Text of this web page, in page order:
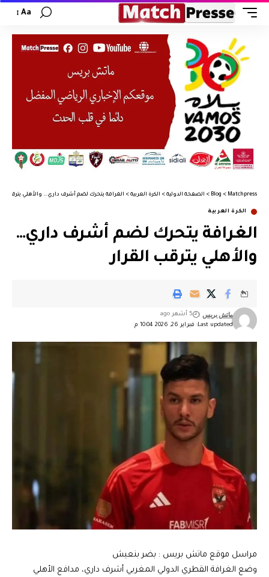
Aa
Matchpress
>
Blog
> الصفحة الدولية > الكرة العربية > الغرافة يتحرك لضم أشرف داري… والأهلي يترقب
الكرة العربية
الغرافة يتحرك لضم أشرف داري…
والأهلي يترقب القرار
Last updated: فبراير 26, 2026 10:04 م
ماتش بريس 5 أشهر ago
مراسل موقع ماتش بريس : بضر بنعيش
وضع الغرافة القطري الدولي المغربي أشرف داري، مدافع الأهلي